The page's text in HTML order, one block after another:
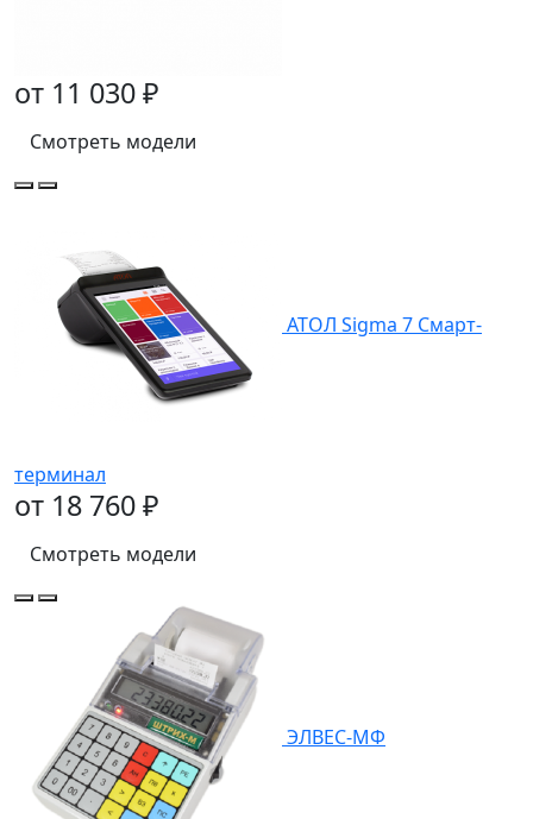
от 11 030 ₽
Смотреть модели
АТОЛ Sigma 7 Смарт-
терминал
от 18 760 ₽
Смотреть модели
ЭЛВЕС-МФ